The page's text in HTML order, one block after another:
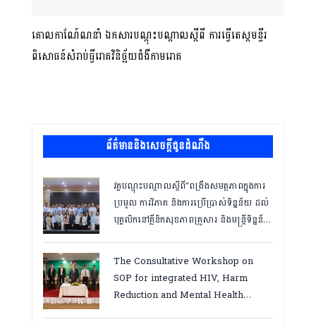
គោលកាណ៍ែណនាំ ឯកសារបណ្តុះបណ្តាលស្តីពី ការធ្វើតេស្តមន្ទីរ
ពិសោធន៍សំរាប់ធ្វីរោគវិនិច្ឆ័យជំងឺកាមរោគ
ព័ត៌មាននិងសេចក្តីជូនដំណឹង
វគ្គបណ្ដុះបណ្ដាលស្តីពី”ពង្រឹងសមត្ថភាពក្នុងការ
ប្រមូល ការវិភាគ និងការប្រើប្រាស់ទិន្នន័យ ដល់
បុគ្គលិកនៅគ្លីនិកសុខភាពគ្រួសារ និងមន្ត្រីទិន្នន័យ
ឆ្នាំ២០២៦
The Consultative Workshop on
SOP for integrated HIV, Harm
Reduction and Mental Health